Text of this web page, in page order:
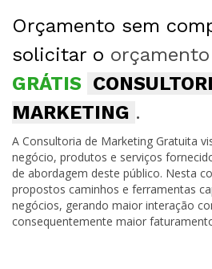
Orçamento sem
solicitar o orçamento
GRÁTIS
MARKETING .
A Consultoria de Marketing Gratuita
negócio, produtos e serviços
de abordagem deste público. Nesta
propostos caminhos e ferramentas
negócios, gerando maior interação
consequentemente maior